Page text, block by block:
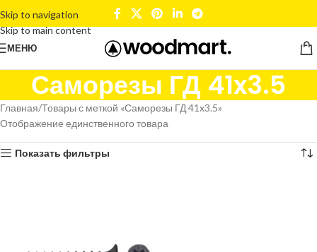
Skip to navigation
Skip to main content
МЕНЮ
Саморезы ГД 41x3.5
Главная Товары с меткой «Саморезы ГД 41x3.5»
Отображение единственного товара
Показать фильтры